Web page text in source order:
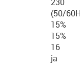
(50/
15%
15%
16
ja